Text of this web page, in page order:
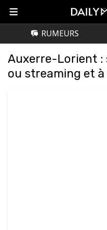
RUMEURS
Auxerre-Lorient :
ou streaming et